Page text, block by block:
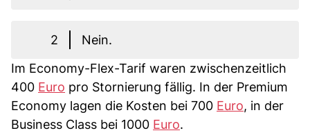
2
Nein.
Im Economy-Flex-Tarif waren zwischenzeitlich
400 Euro pro Stornierung fällig. In der Premium
Economy lagen die Kosten bei 700 Euro, in der
Business Class bei 1000 Euro.